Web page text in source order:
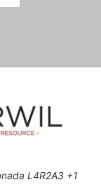
L4R2A3 +1